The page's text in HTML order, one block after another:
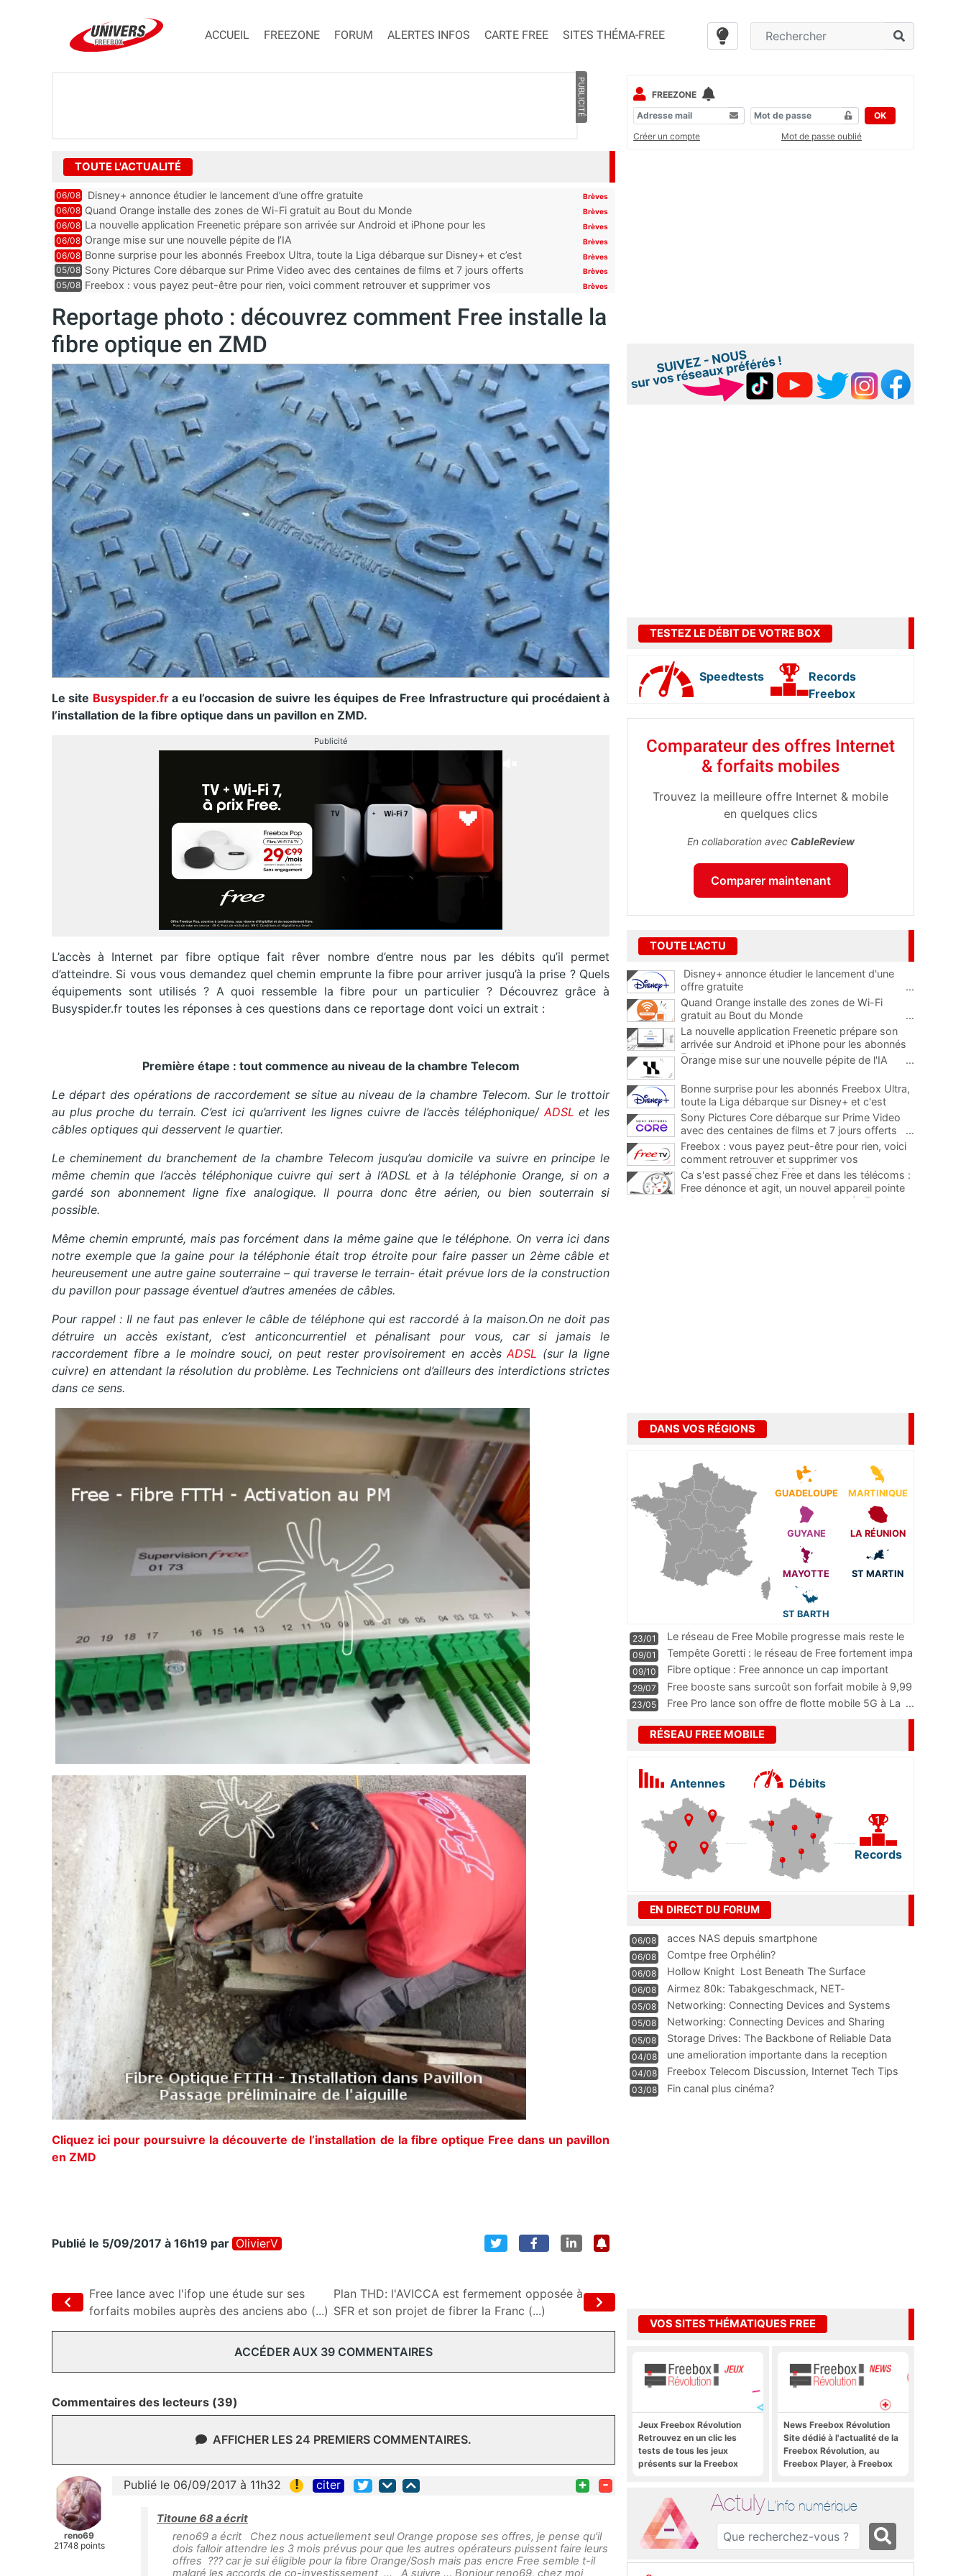
ACCUEIL FREEZONE FORUM ALERTES INFOS CARTE FREE SITES THÉMA-FREE
PUBLICITÉ
TOUTE L'ACTUALITÉ
06/08 Disney+ annonce étudier le lancement d’une offre gratuite Brèves
06/08 Quand Orange installe des zones de Wi-Fi gratuit au Bout du Monde Brèves
06/08 La nouvelle application Freenetic prépare son arrivée sur Android et iPhone pour les
abonnés Freebox, testez la
Brèves
06/08 Orange mise sur une nouvelle pépite de l’IA Brèves
06/08 Bonne surprise pour les abonnés Freebox Ultra, toute la Liga débarque sur Disney+ et c’est
inclus
Brèves
05/08 Sony Pictures Core débarque sur Prime Video avec des centaines de films et 7 jours offerts Brèves
05/08 Freebox : vous payez peut-être pour rien, voici comment retrouver et supprimer vos
Brèves
Reportage photo : découvrez comment Free installe la
fibre optique en ZMD
Le site Busyspider.fra eu l’occasion de suivre les équipes de Free Infrastructure qui procédaient à
l’installation de la fibre optique dans un pavillon en ZMD.
Publicité
L’accès à Internet par fibre optique fait rêver nombre d’entre nous par les débits qu’il permet
d’atteindre. Si vous vous demandez quel chemin emprunte la fibre pour arriver jusqu’à la prise ? Quels
équipements sont utilisés ? A quoi ressemble la fibre pour un particulier ? Découvrez grâce à
Busyspider.fr toutes les réponses à ces questions dans ce reportage dont voici un extrait :
Première étape : tout commence au niveau de la chambre Telecom
Le départ des opérations de raccordement se situe au niveau de la chambre Telecom. Sur le trottoir
au plus proche du terrain. C’est ici qu’arrivent les lignes cuivre de l’accès téléphonique/ADSLet les
câbles optiques qui desservent le quartier.
Le cheminement du branchement de la chambre Telecom jusqu’au domicile va suivre en principe le
même chemin que l’accès téléphonique cuivre qui sert à l’ADSL et à la téléphonie Orange, si on a
gardé son abonnement ligne fixe analogique. Il pourra donc être aérien, ou bien souterrain si
possible.
Même chemin emprunté, mais pas forcément dans la même gaine que le téléphone. On verra ici dans
notre exemple que la gaine pour la téléphonie était trop étroite pour faire passer un 2ème câble et
heureusement une autre gaine souterraine – qui traverse le terrain- était prévue lors de la construction
du pavillon pour passage éventuel d’autres amenées de câbles.
Pour rappel : Il ne faut pas enlever le câble de téléphone qui est raccordé à la maison.On ne doit pas
détruire un accès existant, c’est anticoncurrentiel et pénalisant pour vous, car si jamais le
raccordement fibre a le moindre souci, on peut rester provisoirement en accèsADSL (sur la ligne
cuivre) en attendant la résolution du problème. Les Techniciens ont d’ailleurs des interdictions strictes
dans ce sens.
Cliquez ici pour poursuivre la découverte de l’installation de la fibre optique Free dans un pavillon
en ZMD
Publié le 5/09/2017 à 16h19 par OlivierV
Free lance avec l'ifop une étude sur ses
forfaits mobiles auprès des anciens abo (...)
Plan THD: l'AVICCA est fermement opposée à
SFR et son projet de fibrer la Franc (...)
ACCÉDER AUX 39 COMMENTAIRES
Commentaires des lecteurs (39)
AFFICHER LES 24 PREMIERS COMMENTAIRES.
reno69
21748 points
Publié le 06/09/2017 à 11h32 ! citer + -
Titoune 68 a écrit
reno69 a écrit Chez nous actuellement seul Orange propose ses offres, je pense qu'il
dois falloir attendre les 3 mois prévus pour que les autres opérateurs puissent faire leurs
offres ??? car je sui éligible pour la fibre Orange/Sosh mais pas encre Free semble t-il
malgré les accords de co-investissement ... A suivre ... Bonjour reno69, chez moi
FREEZONE
OK
Créer un compte
Mot de passe oublié
TESTEZ LE DÉBIT DE VOTRE BOX
Speedtests
Records
Freebox
Comparateur des offres Internet
& forfaits mobiles
Trouvez la meilleure offre Internet & mobile
en quelques clics
En collaboration avec CableReview
Comparer maintenant
TOUTE L'ACTU
Disney+ annonce étudier le lancement d'une
offre gratuite
...
Quand Orange installe des zones de Wi-Fi
gratuit au Bout du Monde
...
La nouvelle application Freenetic prépare son
arrivée sur Android et iPhone pour les abonnés
Freebox, testez la
Orange mise sur une nouvelle pépite de l'IA ...
Bonne surprise pour les abonnés Freebox Ultra,
toute la Liga débarque sur Disney+ et c'est
inclus
Sony Pictures Core débarque sur Prime Video
avec des centaines de films et 7 jours offerts
...
Freebox : vous payez peut-être pour rien, voici
comment retrouver et supprimer vos
abonnements TV oubliés
...
Ca s'est passé chez Free et dans les télécoms :
Free dénonce et agit, un nouvel appareil pointe
le bout de son nez chez des abonnés Freebox...
DANS VOS RÉGIONS
GUADELOUPE MARTINIQUE
GUYANE LA RÉUNION
MAYOTTE ST MARTIN
ST BARTH
23/01
Le réseau de Free Mobile progresse mais reste le
m
...
09/01
Tempête Goretti : le réseau de Free fortement impa
09/10
Fibre optique : Free annonce un cap important
pass
...
29/07
Free booste sans surcoût son forfait mobile à 9,99
23/05 Free Pro lance son offre de flotte mobile 5G à La ...
RÉSEAU FREE MOBILE
Antennes Débits
Records
EN DIRECT DU FORUM
06/08 acces NAS depuis smartphone
06/08 Comtpe free Orphélin?
06/08 Hollow Knight  Lost Beneath The Surface
06/08
Airmez 80k: Tabakgeschmack, NET-
Technologie und Leistung im
05/08 Networking: Connecting Devices and Systems
05/08
Networking: Connecting Devices and Sharing
Information
05/08
Storage Drives: The Backbone of Reliable Data
Management
04/08
une amelioration importante dans la reception
WIFI
04/08
Freebox Telecom Discussion, Internet Tech Tips
Communi
03/08 Fin canal plus cinéma?
VOS SITES THÉMATIQUES FREE
Jeux Freebox Révolution
Retrouvez en un clic les
tests de tous les jeux
présents sur la Freebox
News Freebox Révolution
Site dédié à l'actualité de la
Freebox Révolution, au
Freebox Player, à Freebox
Actuly L'info numérique